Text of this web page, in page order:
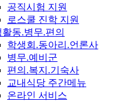
공직시험 지원
로스쿨 진학 지원
활동.병무.편의
학생회.동아리.언론사
병무.예비군
편의.복지.기숙사
교내식당 주간메뉴
온라인 서비스